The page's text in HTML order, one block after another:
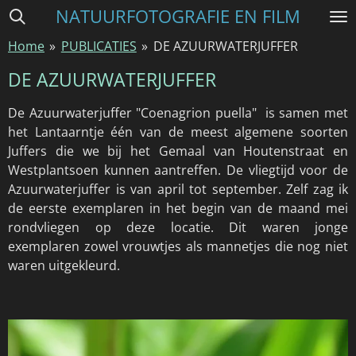
Ga
naar
de
NATUURFOTOGRAFIE EN FILM
Home » PUBLICATIES » DE AZUURWATERJUFFER
DE AZUURWATERJUFFER
De Azuurwaterjuffer "Coenagrion puella" is samen met
het Lantaarntje één van de meest algemene soorten
Juffers die we bij het Gemaal van Houtenstraat en
Westplantsoen kunnen aantreffen. De vliegtijd voor de
Azuurwaterjuffer is van april tot september. Zelf zag ik
de eerste exemplaren in het begin van de maand mei
rondvliegen op deze locatie. Dit waren jonge
exemplaren zowel vrouwtjes als mannetjes die nog niet
waren uitgekleurd.